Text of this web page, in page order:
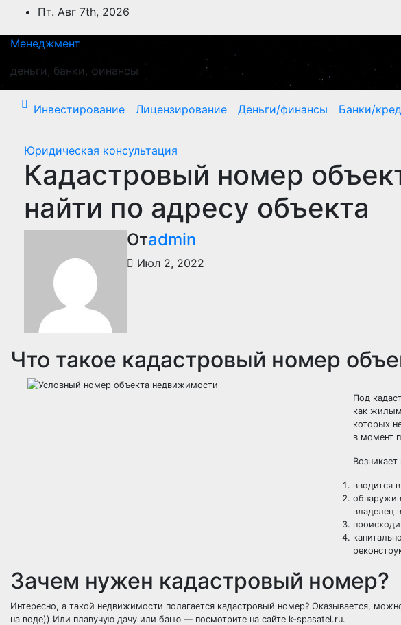
Перейти
содержимому
Пт. Авг 7th, 2026
Менеджмент
деньги, банки, финансы
Инвестирование Лицензирование Деньги/финансы Банки/
Юридическая консультация
Кадастровый номер
найти по адресу объекта
Отadmin
Июл 2, 2022
Что такое кадастровый номер
Под
как
которых
в момент
вводится
владелец
Зачем нужен кадастровый номер?
Интересно, а такой недвижимости полагается кадастровый номер? Оказывается,
на воде)) Или плавучую дачу или баню — посмотрите на сайте k-spasatel.ru.